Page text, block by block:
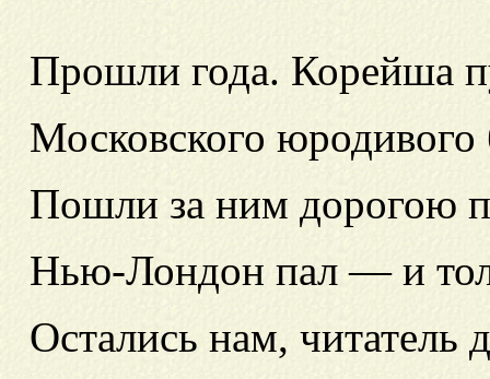
Прошли года. Корейша
Московского юродивого
Пошли за ним дорогою
Нью-Лондон пал — и
Остались нам, читатель